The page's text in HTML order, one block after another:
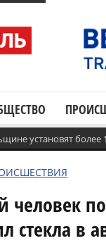
установят
стекла в